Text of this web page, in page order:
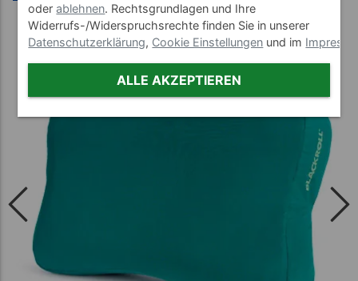
oderablehnen. Rechtsgrundlagen und Ihre
Widerrufs-/Widerspruchsrechte finden Sie in unserer
Datenschutzerklärung, Cookie Einstellungen und im
ALLE AKZEPTIEREN